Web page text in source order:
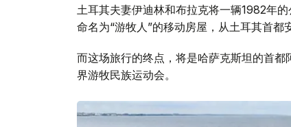
土耳其夫妻伊迪林和布拉克将一辆1982年
命名为“游牧人”的移动房屋，从土耳其首都
而这场旅行的终点，将是哈萨克斯坦的首
界游牧民族运动会。